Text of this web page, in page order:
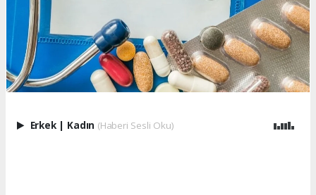
Erkek | Kadın (Haberi Sesli Oku)